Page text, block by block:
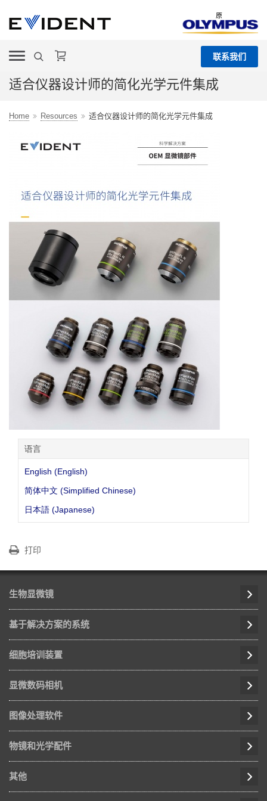
原
联系我们
适合仪器设计师的简化光学元件集成
Home Resources 适合仪器设计师的简化光学元件集成
语言
English (English)
简体中文 (Simplified Chinese)
日本語 (Japanese)
打印
生物显微镜
基于解决方案的系统
细胞培训装置
显微数码相机
图像处理软件
物镜和光学配件
其他